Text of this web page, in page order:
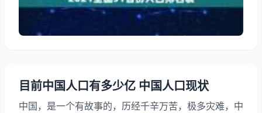
表 1.排名第一 是广东省，总人口数为126012510人，
与2010年第六次全国人口普查相比
目前中国人口有多少亿 中国人口现状
中国，是一个有故事的，历经千辛万苦，极多灾难，中